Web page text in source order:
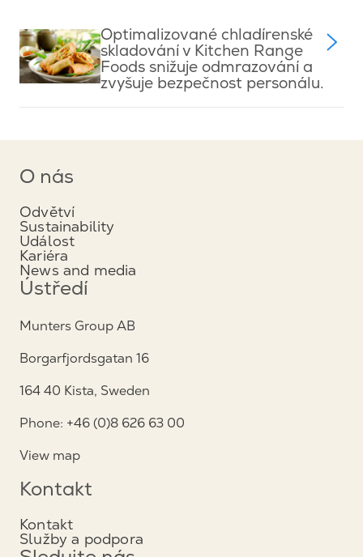
Optimalizované chladírenské
skladování v Kitchen Range
Foods snižuje odmrazování a
zvyšuje bezpečnost personálu.
O nás
Odvětví
Sustainability
Událost
Kariéra
News and media
Ústředí
Munters Group AB
Borgarfjordsgatan 16
164 40 Kista, Sweden
Phone: +46 (0)8 626 63 00
View map
Kontakt
Kontakt
Služby a podpora